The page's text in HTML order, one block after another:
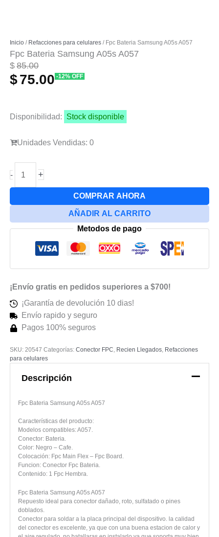
Inicio / Refacciones para celulares / Fpc Bateria Samsung A05s A057
Fpc Bateria Samsung A05s A057
$ 85.00
El
precio
$85.00.
$75.00
El
precio
$75.00.
-12% OFF
Disponibilidad: Stock disponible
Unidades Vendidas: 0
-
Bateria
A05s
cantidad
+
COMPRAR AHORA
AÑADIR AL CARRITO
Metodos de pago
¡Envío gratis en pedidos superiores a $700!
¡Garantía de devolución 10 dias!
Envío rapido y seguro
Pagos 100% seguros
SKU: 20547 Categorías: Conector FPC, Recien Llegados, Refacciones
para celulares
Descripción
Fpc Bateria Samsung A05s A057
Características del producto:
Modelos compatibles: A057.
Conector: Bateria.
Color: Negro – Cafe.
Colocación: Fpc Main Flex – Fpc Board.
Funcion: Conector Fpc Bateria.
Contenido: 1 Fpc Hembra.
Fpc Bateria Samsung A05s A057
Repuesto ideal para conector dañado, roto, sulfatado o pines
doblados.
Conector para soldar a la placa principal del dispositivo. la calidad
del conector es excelente, ya que con una buena estacion de calor y